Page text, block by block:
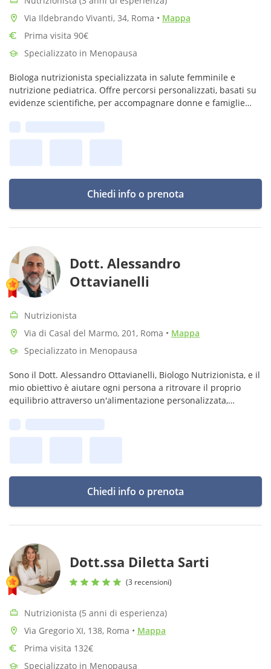
Via Ildebrando Vivanti, 34, Roma • Mappa
Prima visita 90€
Specializzato in Menopausa
Biologa nutrizionista specializzata in salute femminile e
nutrizione pediatrica. Offre percorsi personalizzati, basati su
evidenze scientifiche, per accompagnare donne e famiglie
Chiedi info o prenota
Dott. Alessandro
Ottavianelli
Nutrizionista
Via di Casal del Marmo, 201, Roma • Mappa
Specializzato in Menopausa
Sono il Dott. Alessandro Ottavianelli, Biologo Nutrizionista, e il
mio obiettivo è aiutare ogni persona a ritrovare il proprio
equilibrio attraverso un'alimentazione personalizzata,
Chiedi info o prenota
Dott.ssa Diletta Sarti
(3 recensioni)
Nutrizionista (5 anni di esperienza)
Via Gregorio XI, 138, Roma • Mappa
Prima visita 132€
Specializzato in Menopausa